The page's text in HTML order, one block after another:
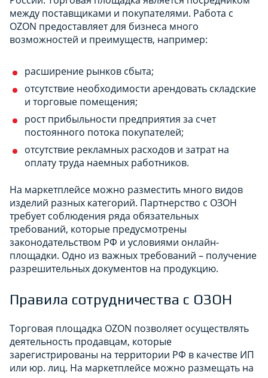
между поставщиками и покупателями. Работа с
OZON предоставляет для бизнеса много
возможностей и преимуществ, например:
расширение рынков сбыта;
отсутствие необходимости арендовать складские
и торговые помещения;
рост прибыльности предприятия за счет
постоянного потока покупателей;
отсутствие рекламных расходов и затрат на
оплату труда наемных работников.
На маркетплейсе можно разместить много видов
изделий разных категорий. Партнерство с ОЗОН
требует соблюдения ряда обязательных
требований, которые предусмотрены
законодательством РФ и условиями онлайн-
площадки. Одно из важных требований – получение
разрешительных документов на продукцию.
Правила сотрудничества с ОЗОН
Торговая площадка OZON позволяет осуществлять
деятельность продавцам, которые
зарегистрированы на территории РФ в качестве ИП
или юр. лиц. На маркетплейсе можно размещать на